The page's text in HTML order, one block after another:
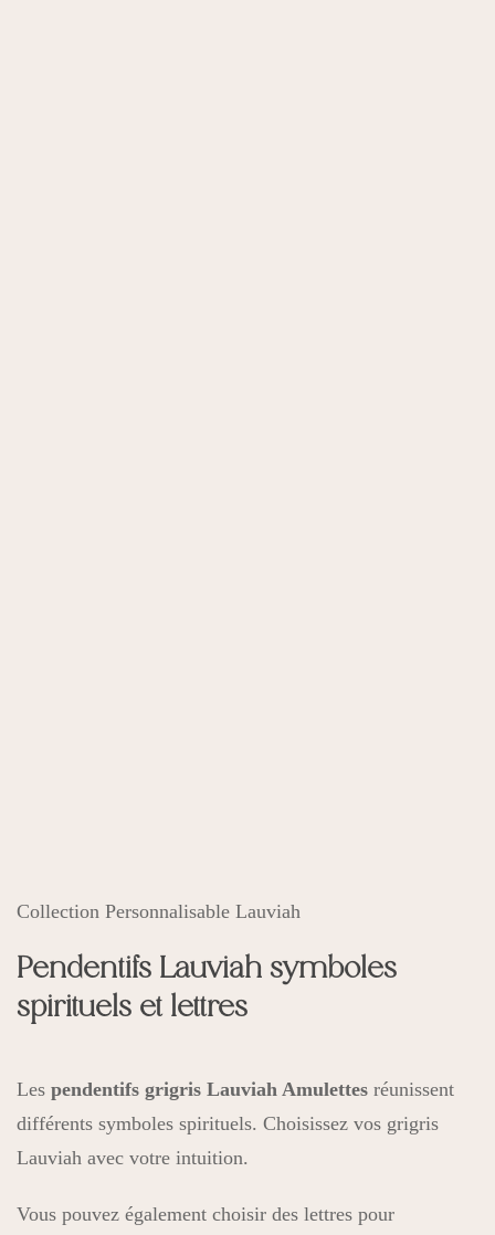
Collection Personnalisable Lauviah
Pendentifs Lauviah symboles
spirituels et lettres
Les pendentifs grigris Lauviah Amulettes réunissent
différents symboles spirituels. Choisissez vos grigris
Lauviah avec votre intuition.
Vous pouvez également choisir des lettres pour